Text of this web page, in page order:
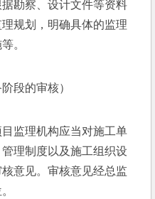
勘察、设计文件等资料
规划，明确具体的监理
。
段的审核）
监理机构应当对施工单
理制度以及施工组织设
意见。审核意见经总监